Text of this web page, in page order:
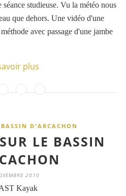
séance studieuse. Vu la météo nous
que dehors. Une vidéo d'une
avec passage d'une jambe
plus
D'ARCACHON
LE BASSIN
2010
Kayak